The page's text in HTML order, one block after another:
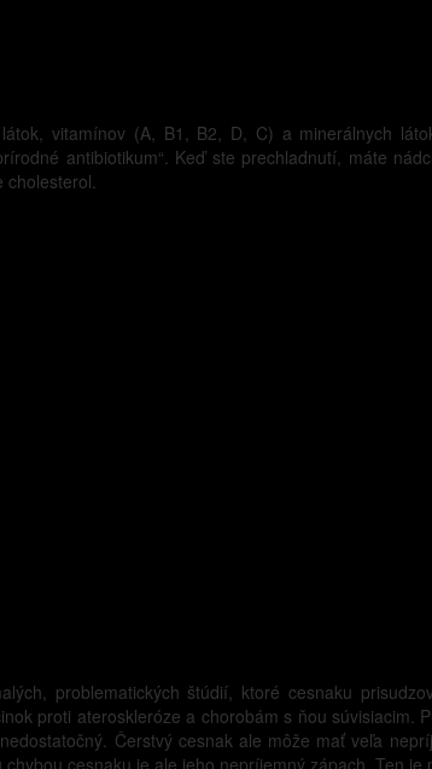
vitamínov (A, B1, B2, D, C) a minerálnych
antibiotikum“. Keď ste prechladnutí, máte
cholesterol.
problematických štúdií, ktoré cesnaku
proti ateroskleróze a chorobám s ňou
Čerstvý cesnak ale môže mať veľa
cesnaku je ale jeho nepríjemný zápach. Ten